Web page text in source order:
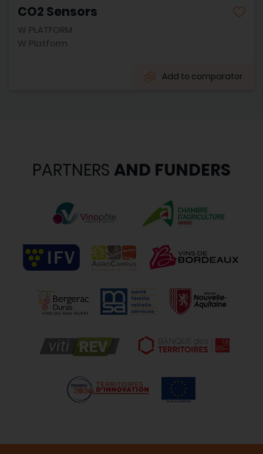
CO2 Sensors
W PLATFORM
W Platform
Add to comparator
PARTNERS AND FUNDERS